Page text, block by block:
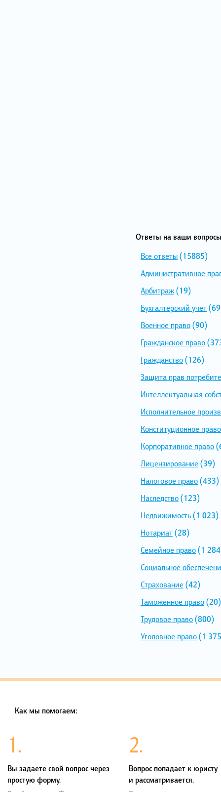
Ответы на ваши
Все ответы(15885)
Административное
Арбитраж(19)
Бухгалтерский учет
Военное право(90)
Гражданское право
Гражданство(126)
Защита прав
Интеллектуальная
Исполнительное
Конституционное право
Корпоративное право
Лицензирование (39)
Налоговое право(433)
Наследство(123)
Недвижимость(1 023)
Нотариат(28)
Семейное право(1
Социальное
Страхование (42)
Таможенное право(20)
Трудовое право(800)
Уголовное право(1
Как мы помогаем:
1.
Вы задаете свой вопрос через
простую форму.
2.
Вопрос попадает к юристу
и рассматривается.